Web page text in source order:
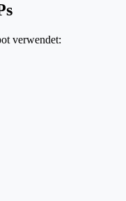
verwendet: